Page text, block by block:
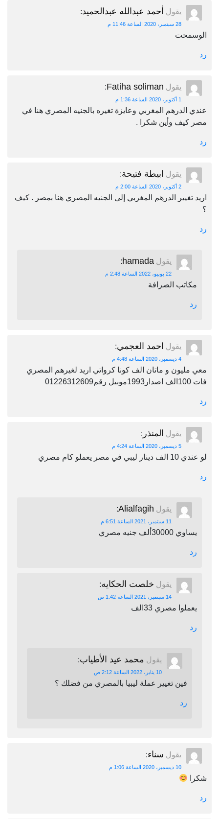
يقول أحمد عبدالله عبدالحميد:
28 سبتمبر، 2020 الساعة 11:46 م
الوسمحت
رد
يقول Fatiha soliman
:
1 أكتوبر، 2020 الساعة 1:36 م
عندي الدرهم المغربي وعايزة تغيره بالجنيه المصري هنا في
مصر كيف وأين شكرا .
رد
يقول ابيطة فتيحة:
2 أكتوبر، 2020 الساعة 2:00 م
اريد تغيير الدرهم المغربي إلى الجنيه المصري هنا بمصر . كيف
؟
رد
يقول hamada
:
22 يونيو، 2022 الساعة 2:48 م
مكاتب الصرافة
رد
يقول احمد العجمي:
4 ديسمبر، 2020 الساعة 4:48 م
معي مليون و ماتان الف كونا كرواتي اريد لغيرهم المصري
فات 100الف اصدار1993موبيل رقم01226312609
رد
يقول المنذر :
5 ديسمبر، 2020 الساعة 4:24 م
لو عندي 10 الف دينار ليبي في مصر يعملو كام مصري
رد
يقول Alialfagih
:
11 سبتمبر، 2021 الساعة 6:51 م
يساوي 30000ألف جنيه مصري
رد
يقول خلصت الحكايه:
14 سبتمبر، 2021 الساعة 1:42 ص
يعملوا مصري 33الف
رد
يقول محمد عيد الأطياب:
10 يناير، 2022 الساعة 2:12 ص
فين تغيير عملة ليبيا بالمصري من فضلك ؟
رد
يقول سناء:
10 ديسمبر، 2020 الساعة 1:06 م
شكرا
رد